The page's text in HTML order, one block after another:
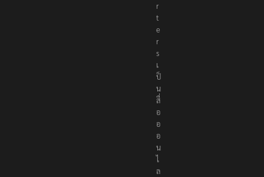
r
t
e
r
s
เ
ป็
น
สื่
อ
อ
อ
น
ไ
ล